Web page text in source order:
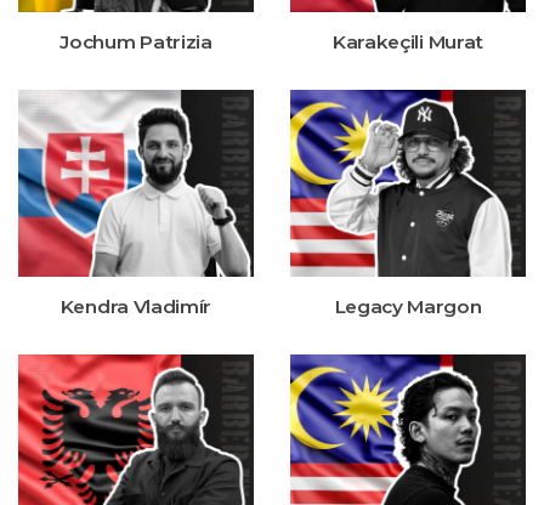
Jochum Patrizia Karakeçili Murat
Kendra Vladimír Legacy Margon